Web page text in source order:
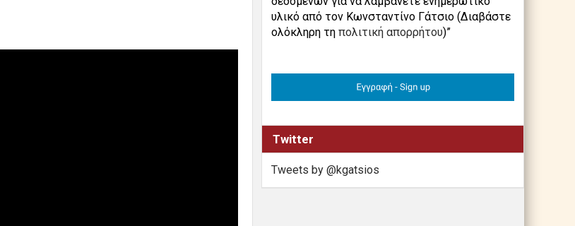
υλικό από τον Κωνσταντίνο Γάτσιο (Διαβάστε
ολόκληρη τη πολιτική απορρήτου)”
Twitter
Tweets by @kgatsios